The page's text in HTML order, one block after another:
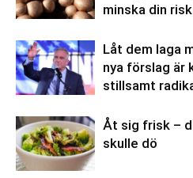
minska din
Låt dem laga
nya förslag är
stillsamt
Åt sig frisk –
skulle dö